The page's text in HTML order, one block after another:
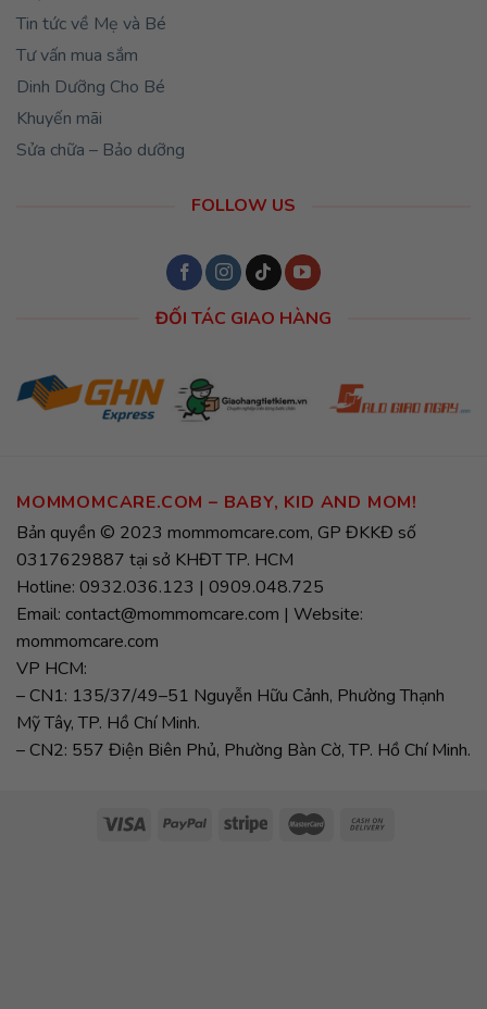
Tin tức về Mẹ và Bé
Tư vấn mua sắm
Dinh Dưỡng Cho Bé
Khuyến mãi
Sửa chữa – Bảo dưỡng
FOLLOW US
ĐỐI TÁC GIAO HÀNG
MOMMOMCARE.COM – BABY, KID AND MOM!
Bản quyền © 2023 mommomcare.com, GP ĐKKĐ số
0317629887 tại sở KHĐT TP. HCM
Hotline: 0932.036.123 | 0909.048.725
Email: contact@mommomcare.com | Website:
mommomcare.com
VP HCM:
– CN1: 135/37/49–51 Nguyễn Hữu Cảnh, Phường Thạnh
Mỹ Tây, TP. Hồ Chí Minh.
– CN2: 557 Điện Biên Phủ, Phường Bàn Cờ, TP. Hồ Chí Minh.